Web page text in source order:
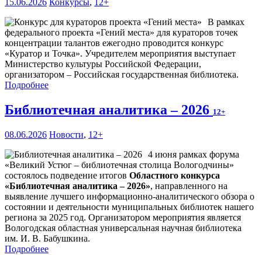
15.06.2026 Конкурсы,
12+
В рамках
федерального проекта «Гений места» для кураторов точек
концентрации талантов ежегодно проводится конкурс
«Куратор и Точка». Учредителем мероприятия выступает
Министерство культуры Российской Федерации,
организатором – Российская государственная библиотека.
Подробнее
Библиотечная аналитика – 2026 12+
08.06.2026 Новости, 12+
4 июня рамках форума
«Великий Устюг – библиотечная столица Вологодчины»
состоялось подведение итогов Областного конкурса
«Библиотечная аналитика – 2026», направленного на
выявление лучшего информационно-аналитического обзора о
состоянии и деятельности муниципальных библиотек нашего
региона за 2025 год. Организатором мероприятия является
Вологодская областная универсальная научная библиотека
им. И. В. Бабушкина.
Подробнее